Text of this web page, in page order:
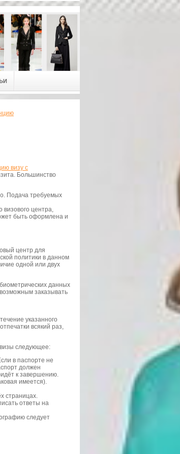
визу с
Большинство
Подача требуемых
визового центра,
быть оформлена и
центр для
политики в данном
одной или двух
данных
заказывать
указанного
всякий раз,
следующее:
в паспорте не
должен
к завершению.
имеется).
страницах.
ответы на
следует